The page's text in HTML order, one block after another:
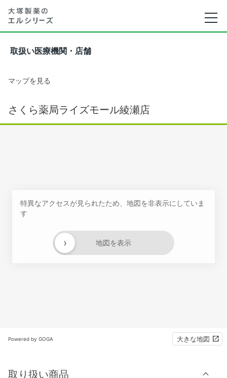
取扱い医療機関・店舗
マップを見る
さくら薬局ライズモール綾瀬店
特異なアクセスが見られたため、地図を非表示にしていま
す
地図を表示
›
Powered by GOGA 大きな地図
取り扱い商品